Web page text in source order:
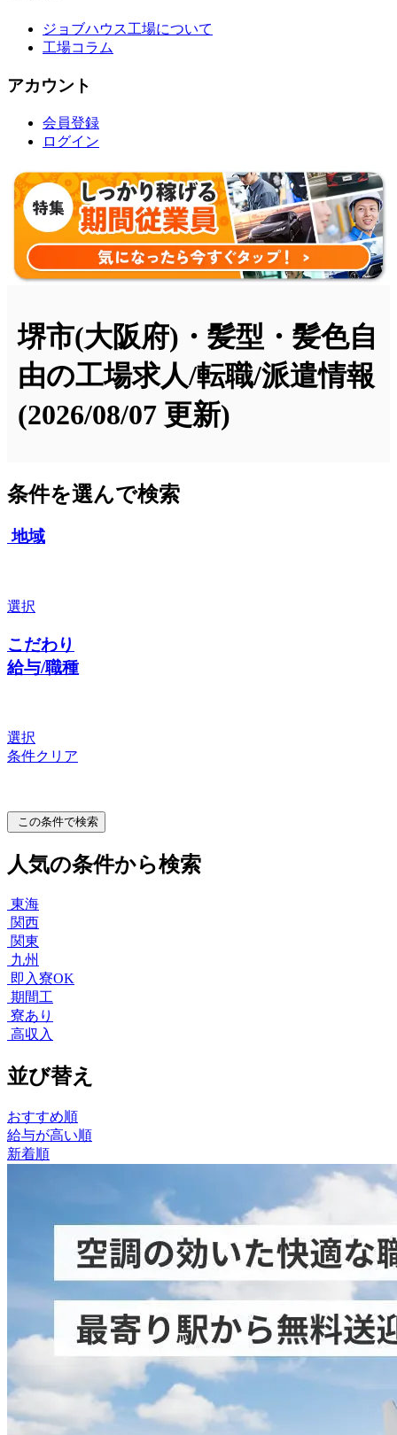
ジョブハウス工場について
工場コラム
アカウント
会員登録
ログイン
堺市(大阪府)・髪型・髪色自
由の工場求人/転職/派遣情報
(2026/08/07 更新)
条件を選んで検索
地域
選択
こだわり
給与/職種
選択
条件クリア
この条件で検索
人気の条件から検索
東海
関西
関東
九州
即入寮OK
期間工
寮あり
高収入
並び替え
おすすめ順
給与が高い順
新着順